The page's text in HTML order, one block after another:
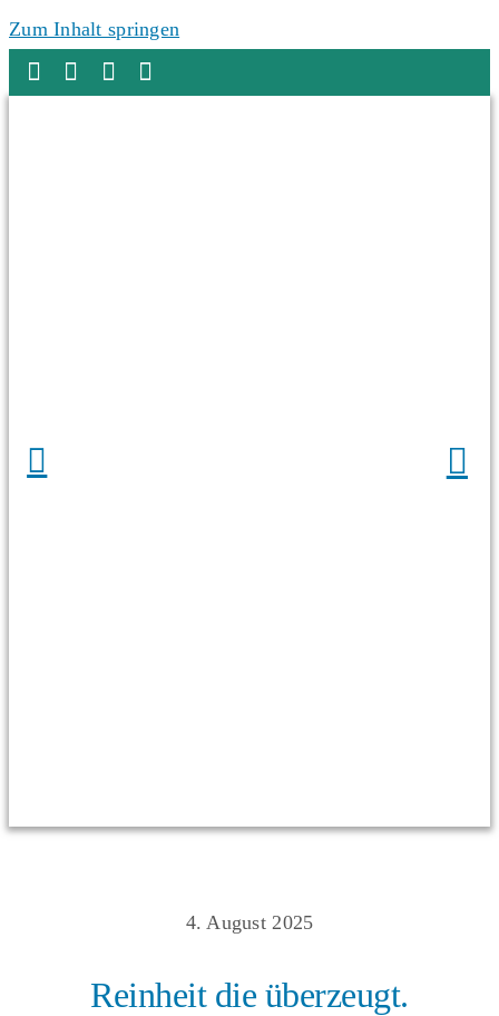
Zum Inhalt springen
4. August 2025
Reinheit die überzeugt.